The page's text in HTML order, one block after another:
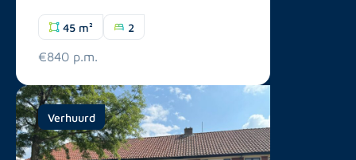
45 m² 2
€840 p.m.
Verhuurd